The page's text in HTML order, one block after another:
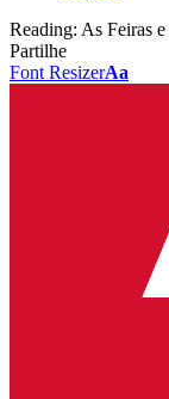
Reading: As Feiras
Partilhe
Font ResizerAa